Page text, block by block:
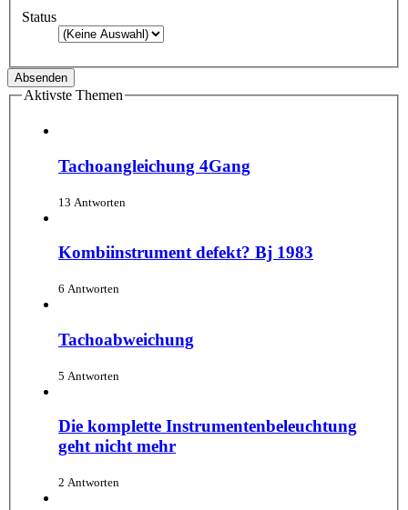
Status
Aktivste Themen
Tachoangleichung 4Gang
13 Antworten
Kombiinstrument defekt? Bj 1983
6 Antworten
Tachoabweichung
5 Antworten
Die komplette Instrumentenbeleuchtung
geht nicht mehr
2 Antworten